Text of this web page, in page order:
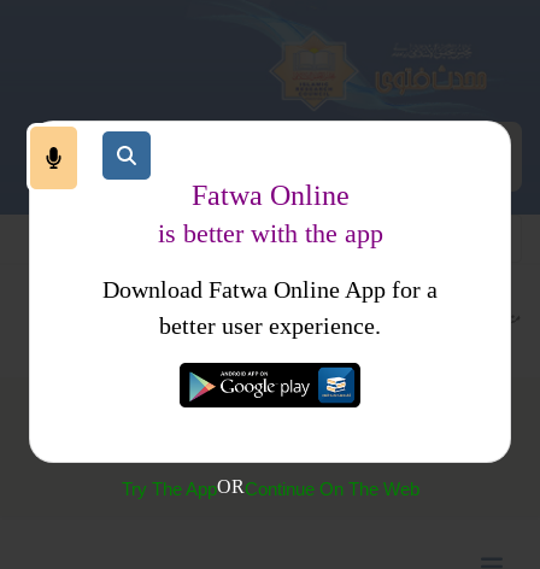
کتب فتاوی فتاوی اصحاب الحدیث جلد2
(423) کٹھن معاشی معاملات کی وجہ سے موت مانگنا
Fatwa Online
is better with the app
Download Fatwa Online App for a
better user experience.
Try The AppORContinue On The Web